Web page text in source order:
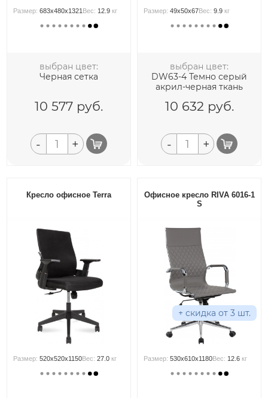
Размер:683x480x1321 Вес: 12.9 кг
выбран цвет:
Черная сетка
10 577руб.
- +
Размер:49x50x67Вес:9.9 кг
выбран цвет:
DW63-4 Темно серый
акрил-черная ткань
10 632руб.
- +
Кресло офисное Terra
Размер:520x520x1150Вес:27.0 кг
Офисное кресло RIVA 6016-1
S
+ скидка от 3 шт.
Размер:530x610x1180Вес: 12.6 кг